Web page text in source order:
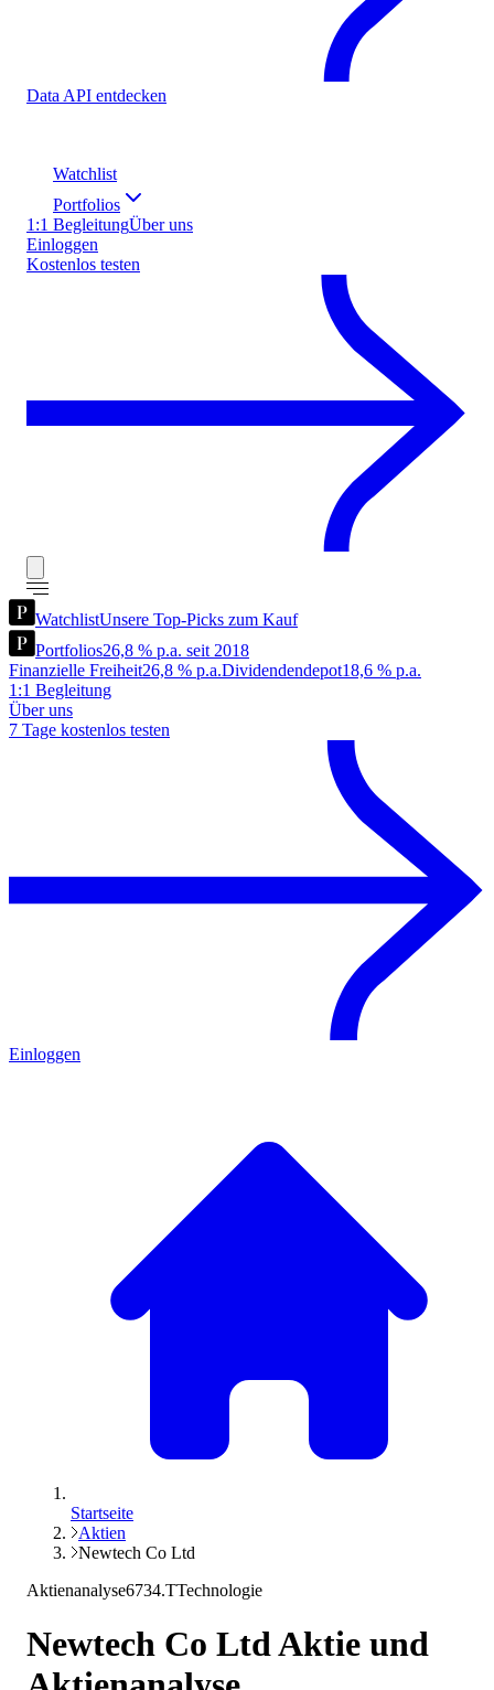
Data API entdecken
Watchlist
Portfolios
1:1 BegleitungÜber uns
Einloggen
Kostenlos testen
WatchlistUnsere Top-Picks zum Kauf
Portfolios26,8 % p.a. seit 2018
Finanzielle Freiheit26,8 % p.a.Dividendendepot18,6 % p.a.
1:1 Begleitung
Über uns
7 Tage kostenlos testen
Einloggen
Startseite
Aktien
Newtech Co Ltd
Aktienanalyse6734.TTechnologie
Newtech Co LtdAktie und